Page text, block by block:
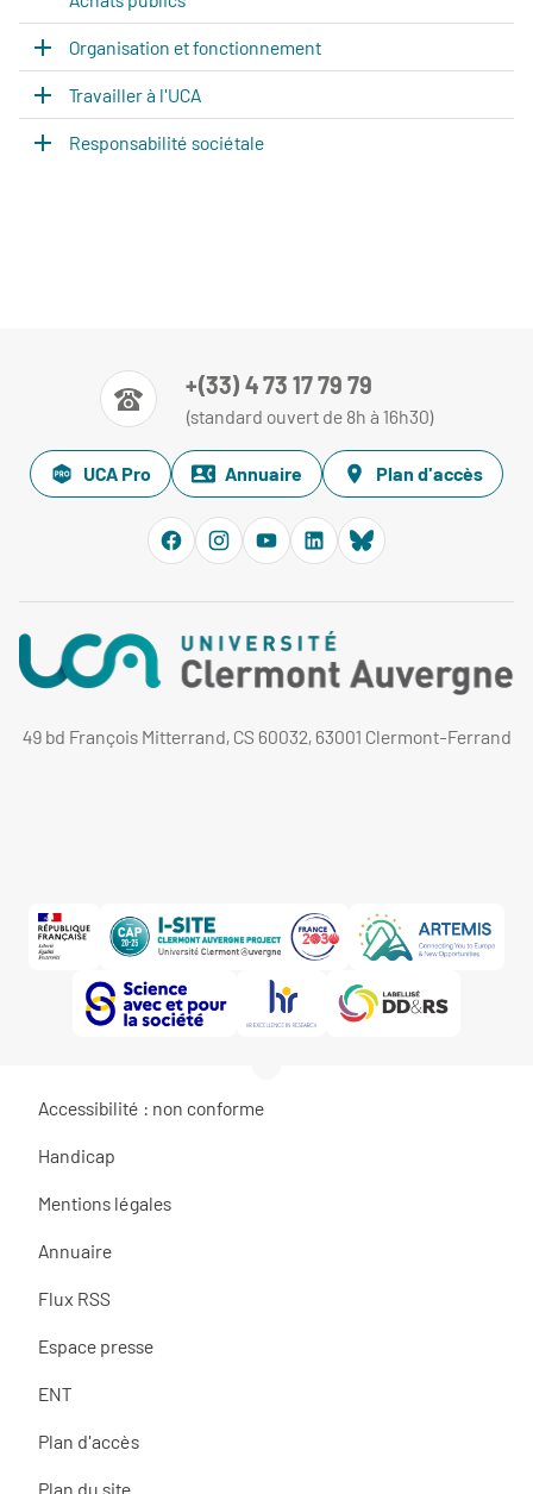
Organisation et fonctionnement
Travailler à l'UCA
Responsabilité sociétale
+(33) 4 73 17 79 79
(standard ouvert de 8h à 16h30)
UCA Pro Annuaire Plan d'accès
49 bd François Mitterrand, CS 60032, 63001 Clermont-Ferrand
Accessibilité : non conforme
Handicap
Mentions légales
Annuaire
Flux RSS
Espace presse
ENT
Plan d'accès
Plan du site